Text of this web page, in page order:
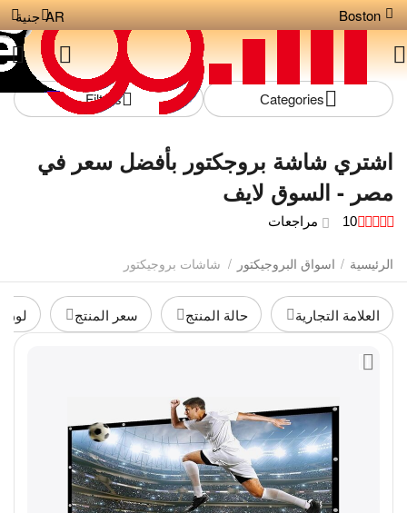
Boston جنية AR
Сategories
Filters
اشتري شاشة بروجكتور بأفضل سعر في
مصر - السوق لايف
10 مراجعات
الرئيسية / اسواق البروجيكتور / شاشات بروجيكتور
العلامة التجارية حالة المنتج سعر المنتج لون